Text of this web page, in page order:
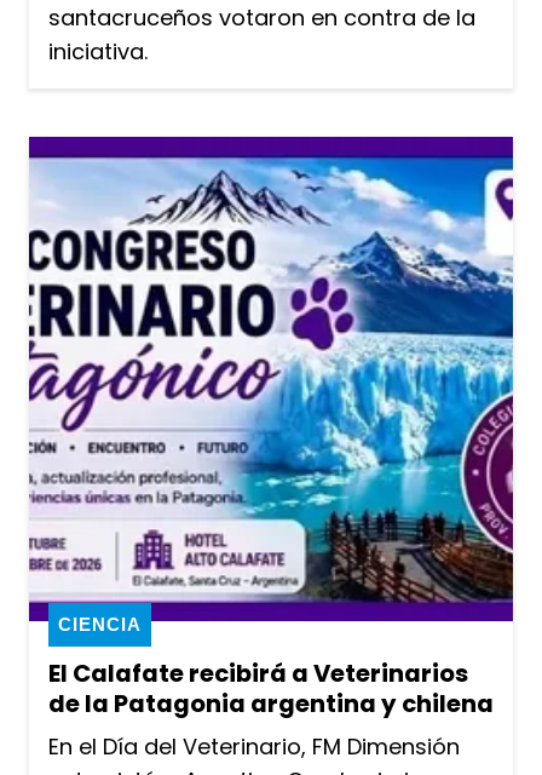
santacruceños votaron en contra de la
iniciativa.
El Calafate recibirá a Veterinarios
de la Patagonia argentina y chilena
CIENCIA
En el Día del Veterinario, FM Dimensión